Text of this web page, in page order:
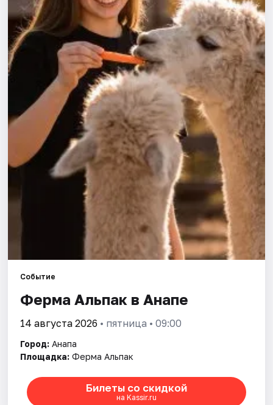
Площадки
Артисты
Рейтинги
Событие
Ферма Альпак в Анапе
14 августа 2026 • пятница • 09:00
Город: Анапа
Площадка: Ферма Альпак
Билеты со скидкой
на Kassir.ru